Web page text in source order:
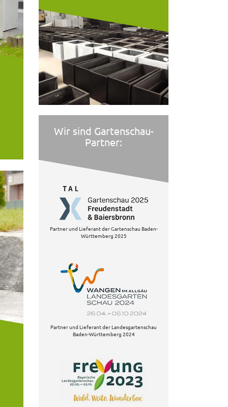
Wir sind Gartenschau-
Partner:
Partner und Lieferant der Gartenschau Baden-
Württemberg 2025
Partner und Lieferant der Landesgartenschau
Baden-Württemberg 2024